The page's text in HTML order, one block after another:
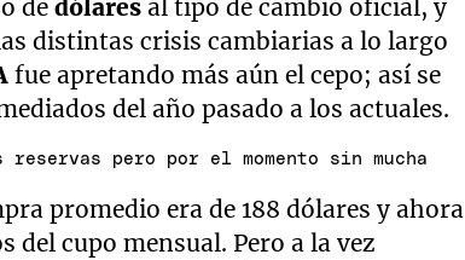
dedólaresal tipo de cambio oficial, y
distintas crisis cambiarias a lo largo
fue apretando más aún el cepo; así se
del año pasado a los actuales.
pero por el momento sin mucha
promedio era de 188 dólares y ahora
del cupo mensual. Pero a la vez